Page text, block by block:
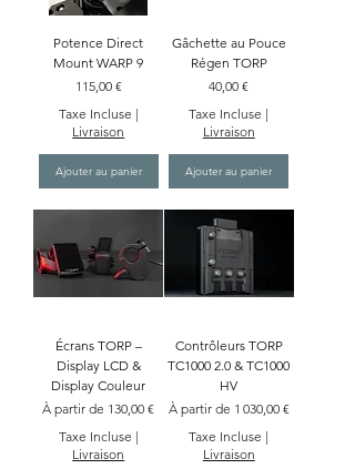
Potence Direct
Mount WARP 9
Prix
115,00 €
Taxe Incluse |
Livraison
Ajouter au panier
Gâchette au Pouce
Régen TORP
Prix
40,00 €
Taxe Incluse |
Livraison
Ajouter au panier
Écrans TORP –
Display LCD &
Display Couleur
À partir de 130,00 €
Prix promotionnel
Taxe Incluse |
Livraison
Contrôleurs TORP
TC1000 2.0 & TC1000
HV
À partir de 1 030,00 €
Prix promotionnel
Taxe Incluse |
Livraison